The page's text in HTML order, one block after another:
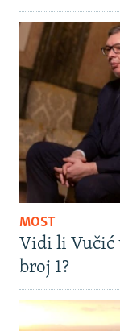
MOST
Vidi li Vučić
broj 1?